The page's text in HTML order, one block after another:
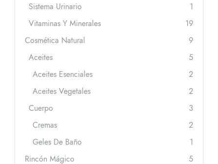
Sistema Urinario
1
Vitaminas Y Minerales
19
Cosmética Natural
9
Aceites
5
Aceites Esenciales
2
Aceites Vegetales
2
Cuerpo
3
Cremas
2
Geles De Baño
1
Rincón Mágico
5